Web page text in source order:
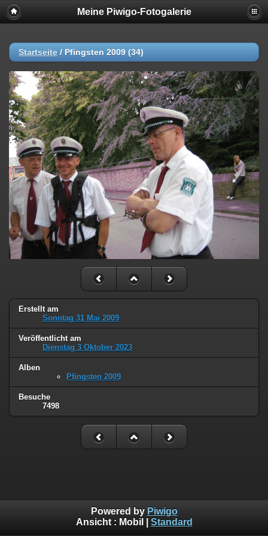
Meine Piwigo-Fotogalerie
Startseite / Pfingsten 2009 (34)
Erstellt am
Sonntag 31 Mai 2009
Veröffentlicht am
Dienstag 3 Oktober 2023
Alben
Pfingsten 2009
Besuche
7498
Powered by Piwigo
Ansicht : Mobil Standard